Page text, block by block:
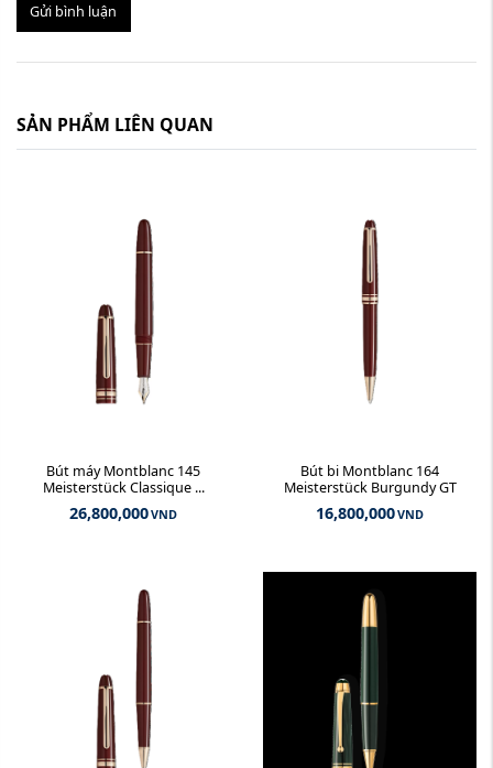
Gửi bình luận
SẢN PHẨM LIÊN QUAN
Bút máy Montblanc 145
Meisterstück Classique ...
26,800,000VND
Bút bi Montblanc 164
Meisterstück Burgundy GT
16,800,000VND